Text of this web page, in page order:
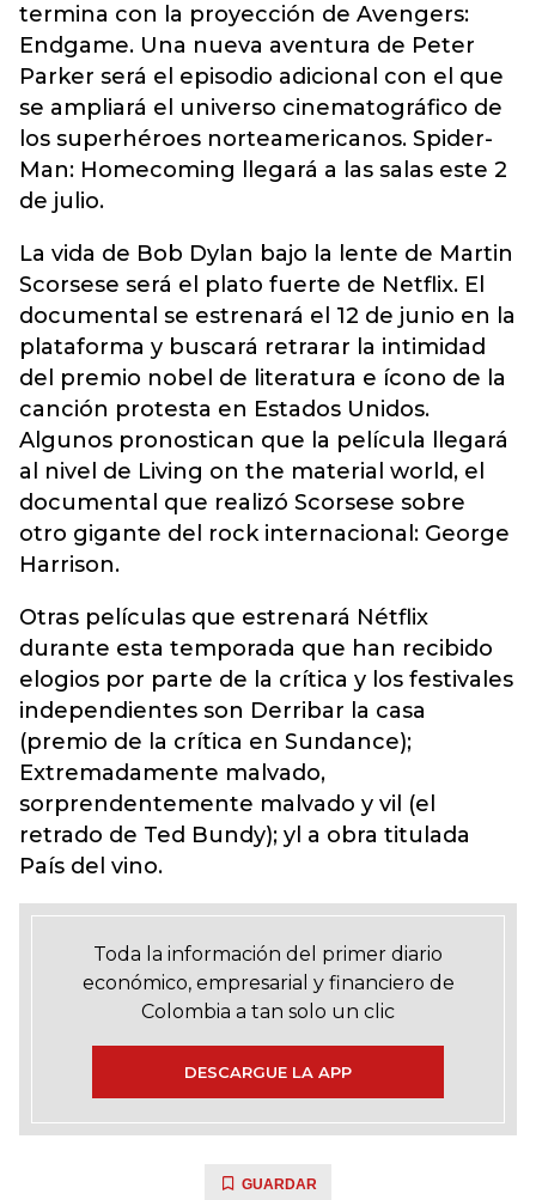
termina con la proyección de Avengers:
Endgame. Una nueva aventura de Peter
Parker será el episodio adicional con el que
se ampliará el universo cinematográfico de
los superhéroes norteamericanos. Spider-
Man: Homecoming llegará a las salas este 2
de julio.
La vida de Bob Dylan bajo la lente de Martin
Scorsese será el plato fuerte de Netflix. El
documental se estrenará el 12 de junio en la
plataforma y buscará retrarar la intimidad
del premio nobel de literatura e ícono de la
canción protesta en Estados Unidos.
Algunos pronostican que la película llegará
al nivel de Living on the material world, el
documental que realizó Scorsese sobre
otro gigante del rock internacional: George
Harrison.
Otras películas que estrenará Nétflix
durante esta temporada que han recibido
elogios por parte de la crítica y los festivales
independientes son Derribar la casa
(premio de la crítica en Sundance);
Extremadamente malvado,
sorprendentemente malvado y vil (el
retrado de Ted Bundy); yl a obra titulada
País del vino.
Toda la información del primer diario
económico, empresarial y financiero de
Colombia a tan solo un clic
DESCARGUE LA APP
GUARDAR